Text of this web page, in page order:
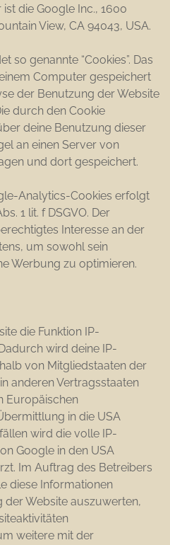
die Google Inc., 1600
View, CA 94043, USA.
so genannte “Cookies”. Das
Computer gespeichert
der Benutzung der Website
durch den Cookie
deine Benutzung dieser
an einen Server von
und dort gespeichert.
Analytics-Cookies erfolgt
1 lit. f DSGVO. Der
Interesse an der
um sowohl sein
Werbung zu optimieren.
die Funktion IP-
wird deine IP-
von Mitgliedstaaten der
anderen Vertragsstaaten
Europäischen
in die USA
wird die volle IP-
Google in den USA
Im Auftrag des Betreibers
diese Informationen
Website auszuwerten,
weitere mit der